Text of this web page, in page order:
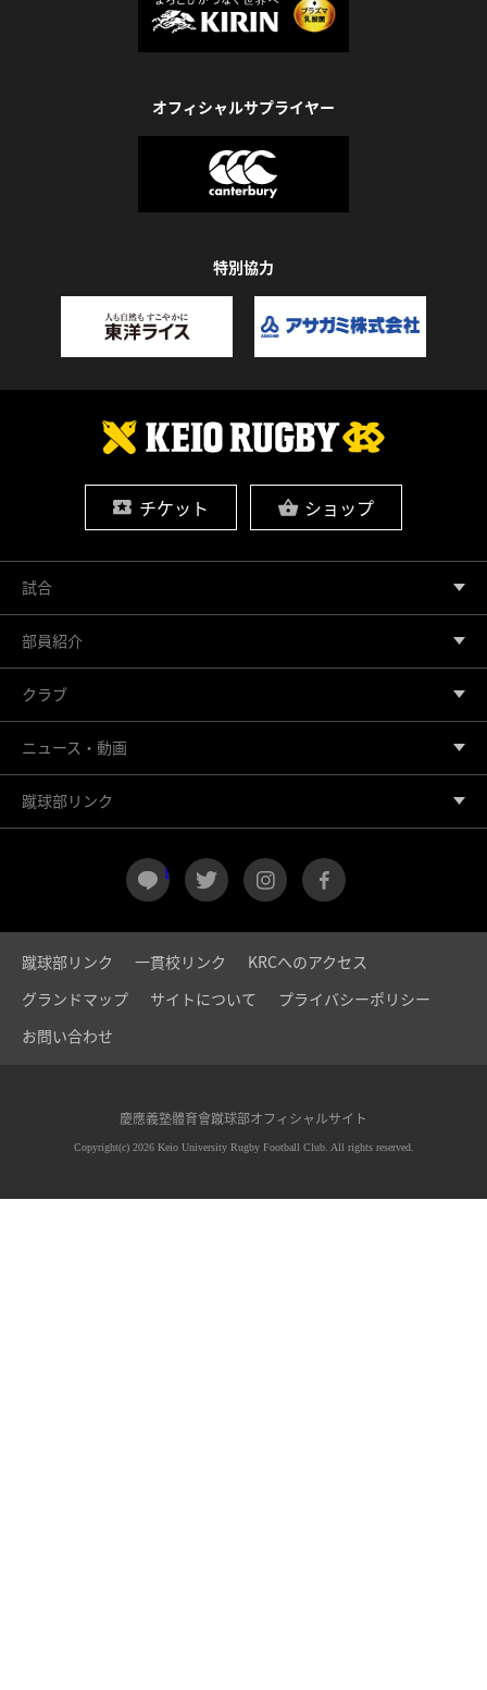
オフィシャルサプライヤー
特別協力
チケット ショップ
LINE twitter instagram
試合
部員紹介
クラブ
ニュース・動画
蹴球部リンク
蹴球部リンク 一貫校リンク
KRCへのアクセス
グランドマップ
サイトについて
プライバシーポリシー
お問い合わせ
慶應義塾體育會蹴球部オフィシャルサイト
Copyright(c) 2026 Keio University Rugby Football Club. All rights reserved.